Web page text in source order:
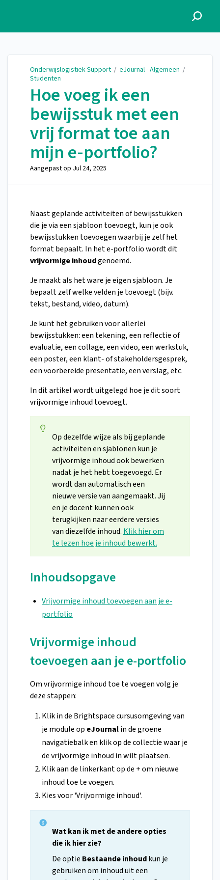
Onderwijslogistiek Support / eJournal - Algemeen /
Studenten
Hoe voeg ik een
bewijsstuk met een
vrij format toe aan
mijn e-portfolio?
Aangepast op Jul 24, 2025
Naast geplande activiteiten of bewijsstukken
die je via een sjabloon toevoegt, kun je ook
bewijsstukken toevoegen waarbij je zelf het
format bepaalt. In het e-portfolio wordt dit
vrijvormige inhoudgenoemd.
Je maakt als het ware je eigen sjabloon. Je
bepaalt zelf welke velden je toevoegt (bijv.
tekst, bestand, video, datum).
Je kunt het gebruiken voor allerlei
bewijsstukken: een tekening, een reflectie of
evaluatie, een collage, een video, een werkstuk,
een poster, een klant- of stakeholdersgesprek,
een voorbereide presentatie, een verslag, etc.
In dit artikel wordt uitgelegd hoe je dit soort
vrijvormige inhoud toevoegt.
Op dezelfde wijze als bij geplande
activiteiten en sjablonen kun je
vrijvormige inhoud ook bewerken
nadat je het hebt toegevoegd. Er
wordt dan automatisch een
nieuwe versie van aangemaakt. Jij
en je docent kunnen ook
terugkijken naar eerdere versies
van diezelfde inhoud. Klik hier om
te lezen hoe je inhoud bewerkt.
Inhoudsopgave
Vrijvormige inhoud toevoegen aan je e-
portfolio
Vrijvormige inhoud
toevoegen aan je e-portfolio
Om vrijvormige inhoud toe te voegen volg je
deze stappen:
Klik in de Brightspace cursusomgeving van
je module op eJournalin de groene
navigatiebalk en klik op de collectie waar je
de vrijvormige inhoud in wilt plaatsen.
Klik aan de linkerkant op de + om nieuwe
inhoud toe te voegen.
Kies voor 'Vrijvormige inhoud'.
Wat kan ik met de andere opties
die ik hier zie?
De optie Bestaande inhoudkun je
gebruiken om inhoud uit een